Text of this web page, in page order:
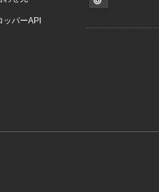
ッパーAPI